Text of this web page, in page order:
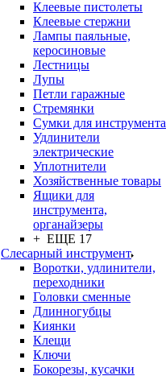
Клеевые пистолеты
Клеевые стержни
Лампы паяльные,
керосиновые
Лестницы
Лупы
Петли гаражные
Стремянки
Сумки для инструмента
Удлинители
электрические
Уплотнители
Хозяйственные товары
Ящики для
инструмента,
органайзеры
+ ЕЩЕ 17
Слесарный инструмент
Воротки, удлинители,
переходники
Головки сменные
Длинногубцы
Киянки
Клещи
Ключи
Бокорезы, кусачки